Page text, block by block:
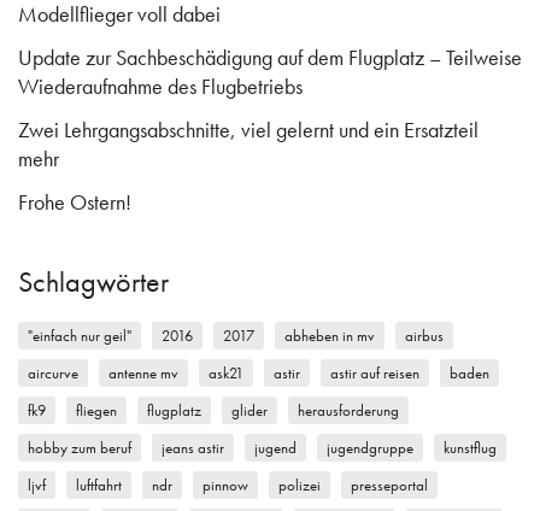
Modellflieger voll dabei
Update zur Sachbeschädigung auf dem Flugplatz – Teilweise
Wiederaufnahme des Flugbetriebs
Zwei Lehrgangsabschnitte, viel gelernt und ein Ersatzteil
mehr
Frohe Ostern!
Schlagwörter
"einfach nur geil" 2016 2017 abheben in mv
airbus
aircurve
antenne mv ask21 astir astir auf reisen
baden
fk9
fliegen flugplatz glider
herausforderung
hobby zum beruf
jeans astir jugend jugendgruppe
kunstflug
ljvf
luftfahrt ndr pinnow polizei
presseportal